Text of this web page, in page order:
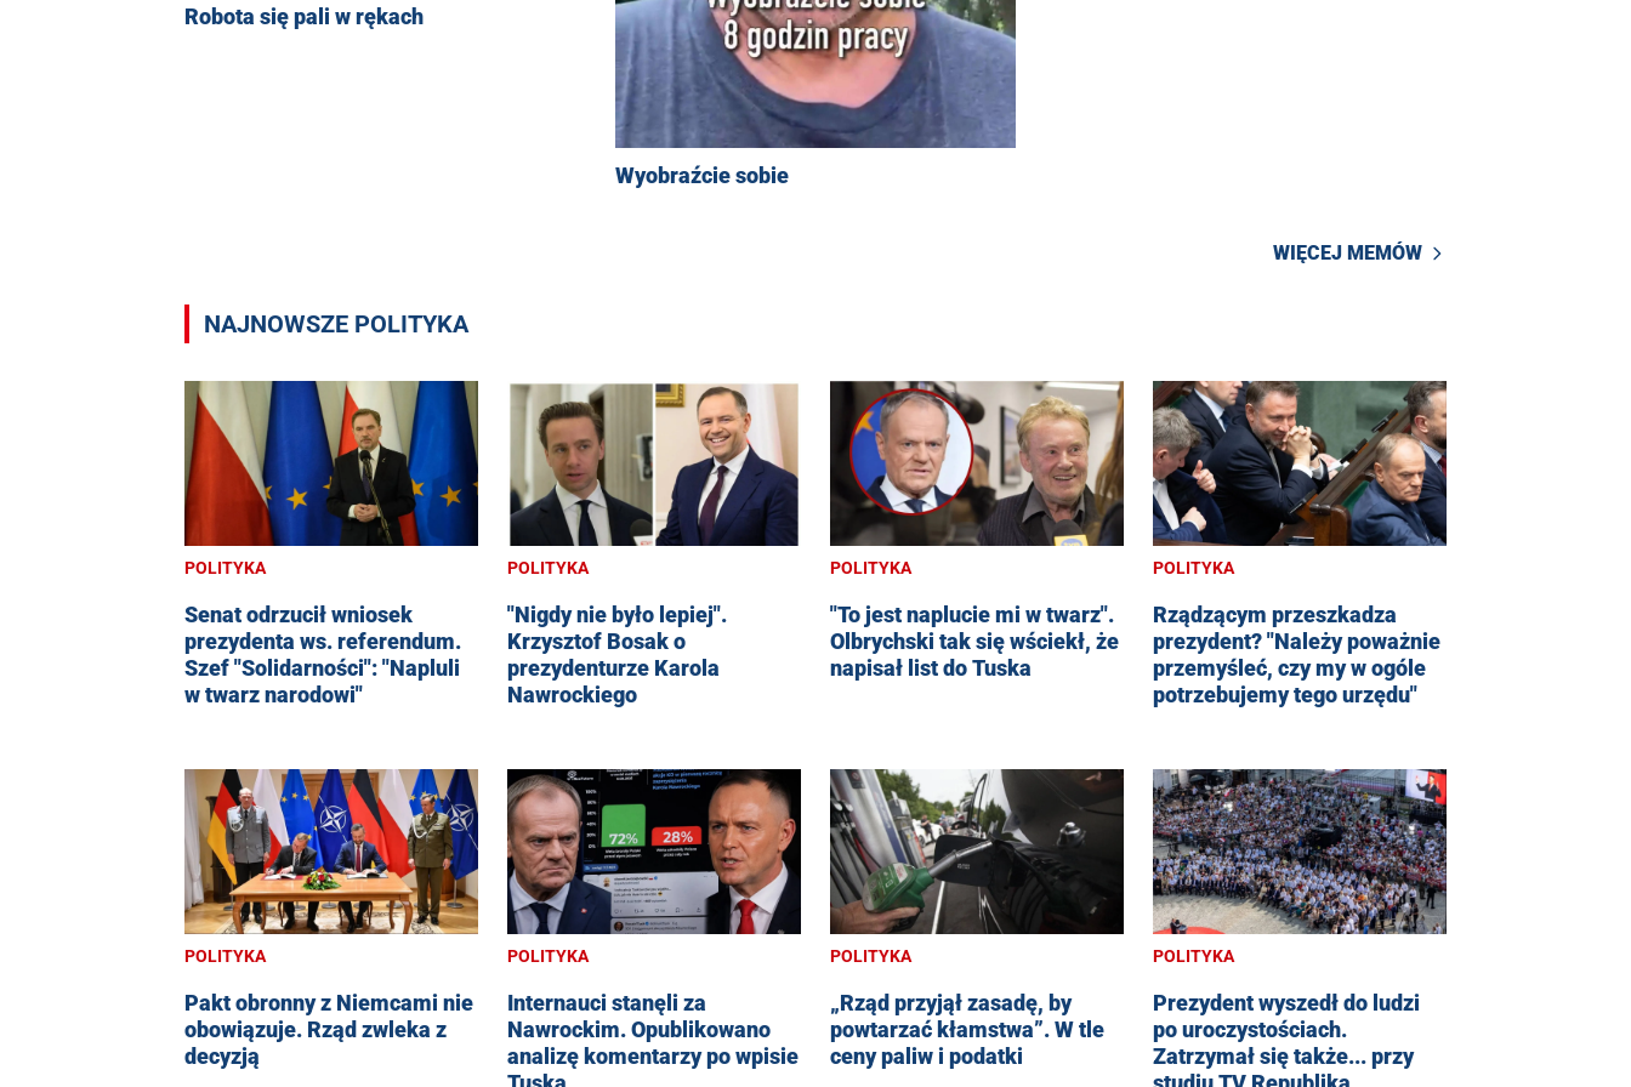
Robota się pali w rękach
Wyobraźcie sobie
WIĘCEJ MEMÓW
NAJNOWSZE POLITYKA
POLITYKA
Senat odrzucił wniosek
prezydenta ws. referendum.
Szef "Solidarności": "Napluli
w twarz narodowi"
POLITYKA
"Nigdy nie było lepiej".
Krzysztof Bosak o
prezydenturze Karola
Nawrockiego
POLITYKA
"To jest naplucie mi w twarz".
Olbrychski tak się wściekł, że
napisał list do Tuska
POLITYKA
Rządzącym przeszkadza
prezydent? "Należy poważnie
przemyśleć, czy my w ogóle
potrzebujemy tego urzędu"
POLITYKA
Pakt obronny z Niemcami nie
obowiązuje. Rząd zwleka z
decyzją
POLITYKA
Internauci stanęli za
Nawrockim. Opublikowano
analizę komentarzy po wpisie
POLITYKA
„Rząd przyjął zasadę, by
powtarzać kłamstwa”. W tle
ceny paliw i podatki
POLITYKA
Prezydent wyszedł do ludzi
po uroczystościach.
Zatrzymał się także... przy